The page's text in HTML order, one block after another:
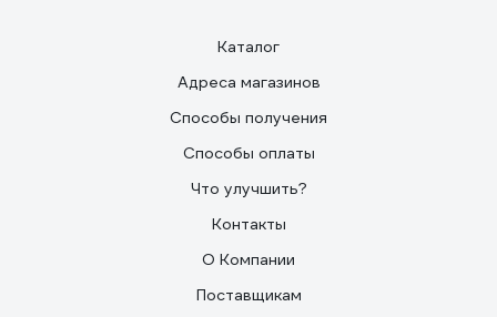
Каталог
Адреса магазинов
Способы получения
Способы оплаты
Что улучшить?
Контакты
О Компании
Поставщикам